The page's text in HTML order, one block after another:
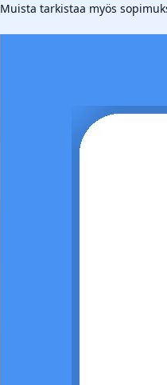
Muista tarkistaa myös